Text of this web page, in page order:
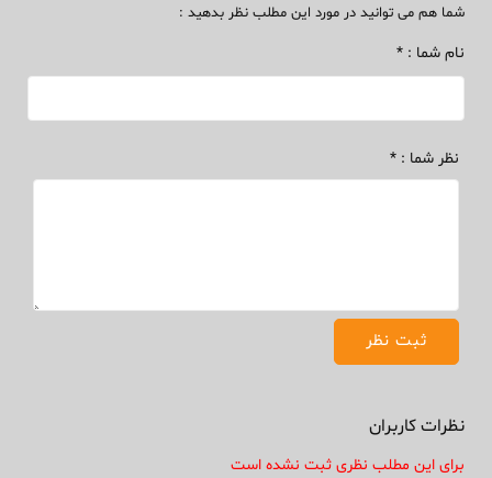
شما هم می توانید در مورد این مطلب نظر بدهید :
نام شما : *
نظر شما : *
نظرات کاربران
برای این مطلب نظری ثبت نشده است